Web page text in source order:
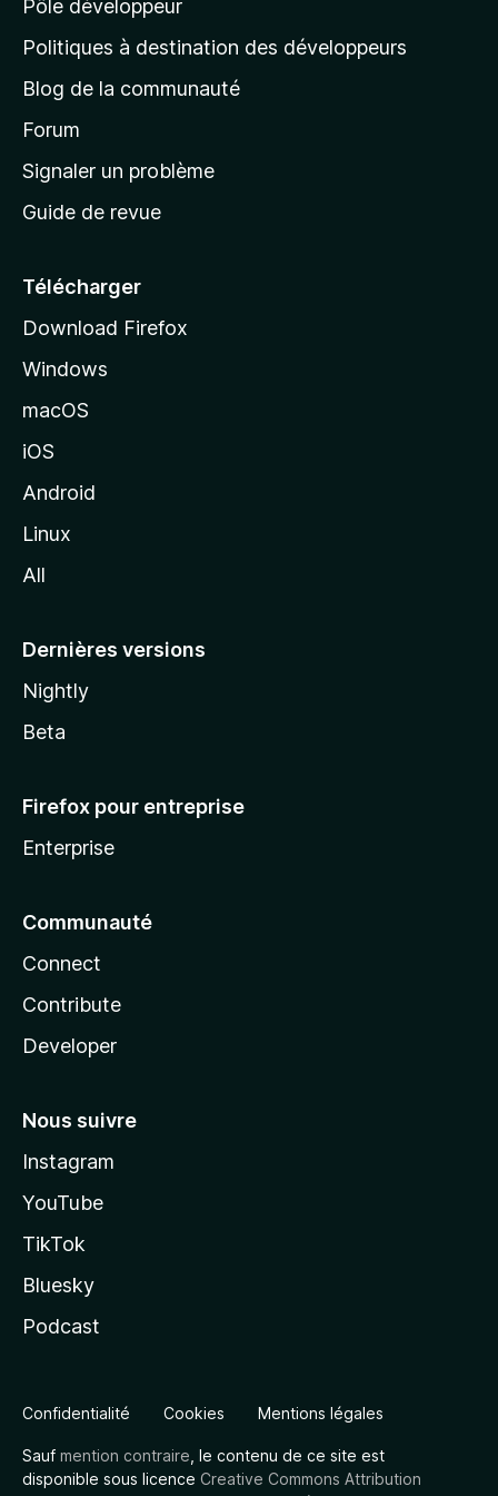
a
g
d
a
c
e
l
d
o
z
l
Pôle développeur
Politiques à destination des développeurs
Blog de la communauté
Forum
Signaler un problème
Guide de revue
Télécharger
Download Firefox
Windows
macOS
iOS
Android
Linux
All
Dernières versions
Nightly
Beta
Firefox pour entreprise
Enterprise
Communauté
Connect
Contribute
Developer
Nous suivre
Instagram
YouTube
TikTok
Bluesky
Podcast
Confidentialité Cookies Mentions légales
Sauf mention contraire , le contenu de ce site est
disponible sous licence Creative Commons Attribution